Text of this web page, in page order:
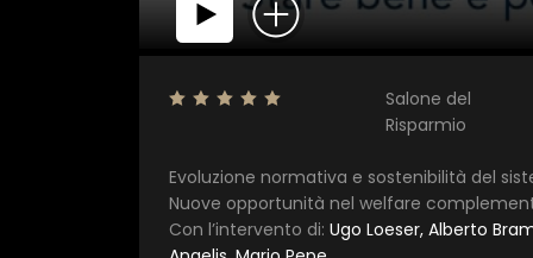
Salone del
Risparmio
Evoluzione normativa e sostenibilità del
Nuove opportunità nel welfare
Con l’intervento di: Ugo Loeser, Alberto